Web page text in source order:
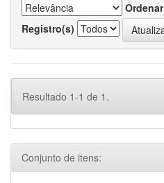
Ordenar
Registro(s)
Resultado 1-1 de 1.
Conjunto de itens: